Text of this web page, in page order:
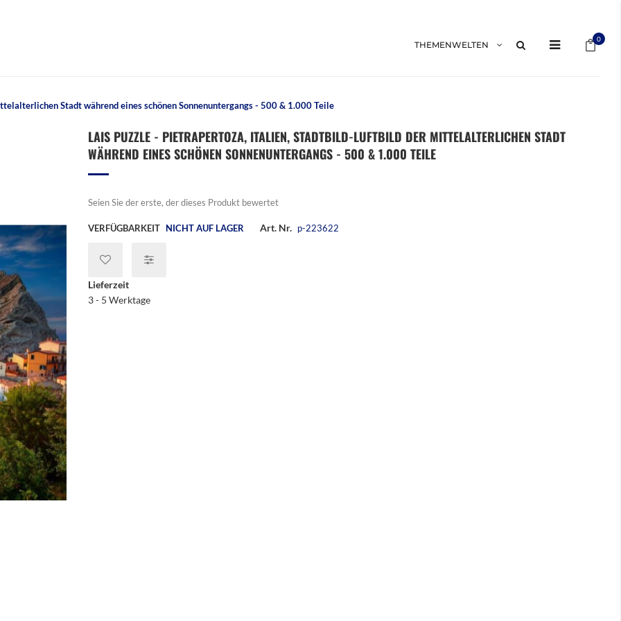
0
THEMENWELTEN
Stadt während eines schönen Sonnenuntergangs - 500 & 1.000 Teile
LAIS PUZZLE - PIETRAPERTOZA, ITALIEN, STADTBILD-LUFTBILD DER MITTELALTERLICHEN STADT
WÄHREND EINES SCHÖNEN SONNENUNTERGANGS - 500 & 1.000 TEILE
Seien Sie der erste, der dieses Produkt bewertet
VERFÜGBARKEIT NICHT AUF LAGER Art. Nr. p-223622
Lieferzeit
3 - 5 Werktage